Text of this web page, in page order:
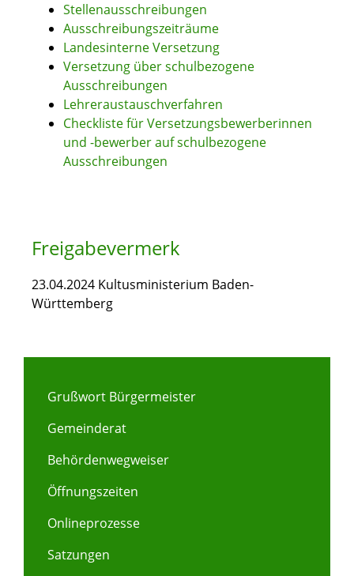
Stellenausschreibungen
Ausschreibungszeiträume
Landesinterne Versetzung
Versetzung über schulbezogene
Ausschreibungen
Lehreraustauschverfahren
Checkliste für Versetzungsbewerberinnen
und -bewerber auf schulbezogene
Ausschreibungen
Freigabevermerk
23.04.2024 Kultusministerium Baden-
Württemberg
Grußwort Bürgermeister
Gemeinderat
Behördenwegweiser
Öffnungszeiten
Onlineprozesse
Satzungen